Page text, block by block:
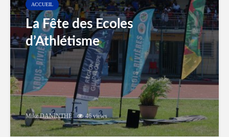
ACCUEIL
La Fête des Ecoles
d’Athlétisme
Mike DANINTHE 46 views